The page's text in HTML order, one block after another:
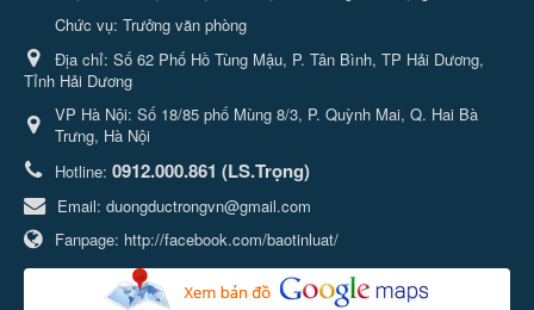
Chức vụ: Trưởng văn phòng
Địa chỉ: Số 62 Phố Hồ Tùng Mậu, P. Tân Bình, TP Hải Dương,
Tỉnh Hải Dương
VP Hà Nội: Số 18/85 phố Mùng 8/3, P. Quỳnh Mai, Q. Hai Bà
Trưng, Hà Nội
Hotline: 0912.000.861 (LS.Trọng)
Email: duongductrongvn@gmail.com
Fanpage: http://facebook.com/baotinluat/